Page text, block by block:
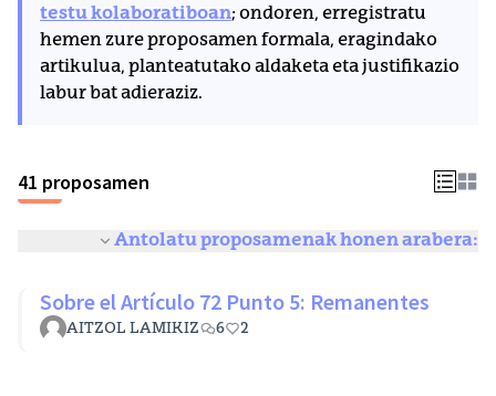
testu kolaboratiboan; ondoren, erregistratu
hemen zure proposamen formala, eragindako
artikulua, planteatutako aldaketa eta justifikazio
labur bat adieraziz.
41 proposamen
Antolatu proposamenak honen arabera:
Sobre el Artículo 72 Punto 5: Remanentes
AITZOL LAMIKIZ 6 2